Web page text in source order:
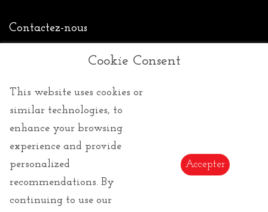
Contactez-nous
(+33) 4 94 63 18 08
Une question, un renseignement, une précision :
N'hésitez pas, nous sommes présents pour vous
répondre de 9h à 18h, du Lundi au dimanche.
Transport et paiement
Cookie Consent
This website uses cookies or
similar technologies, to
enhance your browsing
experience and provide
personalized
recommendations. By
continuing to use our
Accepter